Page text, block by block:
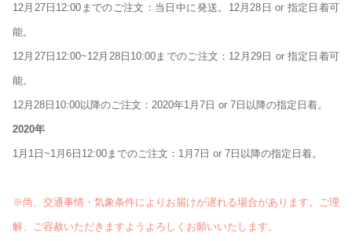
12月27日12:00までのご注文：当日中に発送。12月28日 or 指定日着可
能。
12月27日12:00~12月28日10:00までのご注文：12月29日 or 指定日着可
能。
12月28日10:00以降のご注文：2020年1月7日 or 7日以降の指定日着。
2020年
1月1日~1月6日12:00までのご注文：1月7日 or 7日以降の指定日着。
※尚、交通事情・気象条件によりお届けが遅れる場合があります。ご理
解、ご容赦いただきますようよろしくお願いいたします。